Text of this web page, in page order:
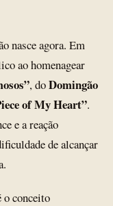
nasce agora. Em
ao homenagear
, doDomingão
of My Heart”.
e a reação
de alcançar
o conceito